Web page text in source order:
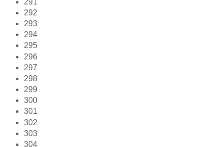
292
293
294
295
296
297
298
299
300
301
302
303
304